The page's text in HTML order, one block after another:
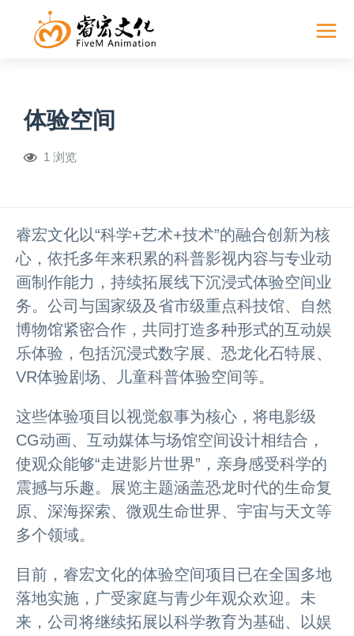
体验空间
1 浏览
睿宏文化以“科学+艺术+技术”的融合创新为核
心，依托多年来积累的科普影视内容与专业动
画制作能力，持续拓展线下沉浸式体验空间业
务。公司与国家级及省市级重点科技馆、自然
博物馆紧密合作，共同打造多种形式的互动娱
乐体验，包括沉浸式数字展、恐龙化石特展、
VR体验剧场、儿童科普体验空间等。
这些体验项目以视觉叙事为核心，将电影级
CG动画、互动媒体与场馆空间设计相结合，
使观众能够“走进影片世界”，亲身感受科学的
震撼与乐趣。展览主题涵盖恐龙时代的生命复
原、深海探索、微观生命世界、宇宙与天文等
多个领域。
目前，睿宏文化的体验空间项目已在全国多地
落地实施，广受家庭与青少年观众欢迎。未
来，公司将继续拓展以科学教育为基础、以娱